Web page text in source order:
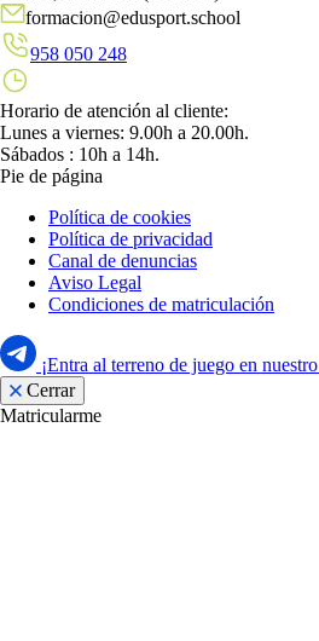
formacion@edusport.school
958 050 248
Horario de atención al cliente:
Lunes a viernes: 9.00h a 20.00h.
Sábados : 10h a 14h.
Pie de página
Política de cookies
Política de privacidad
Canal de denuncias
Aviso Legal
Condiciones de matriculación
¡Entra al terreno de juego en nuestro
Cerrar
Matricularme